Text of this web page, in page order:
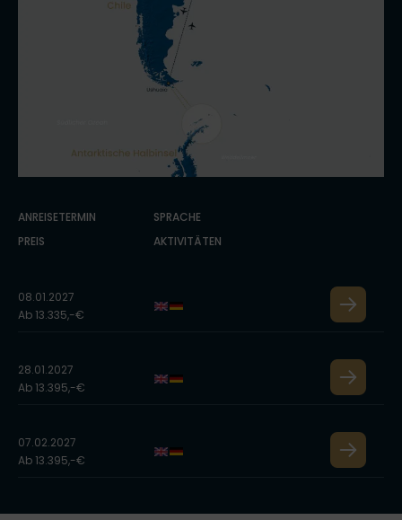
ANREISETERMIN
PREIS
SPRACHE
AKTIVITÄTEN
08.01.2027
Ab 13.335,-€
28.01.2027
Ab 13.395,-€
07.02.2027
Ab 13.395,-€